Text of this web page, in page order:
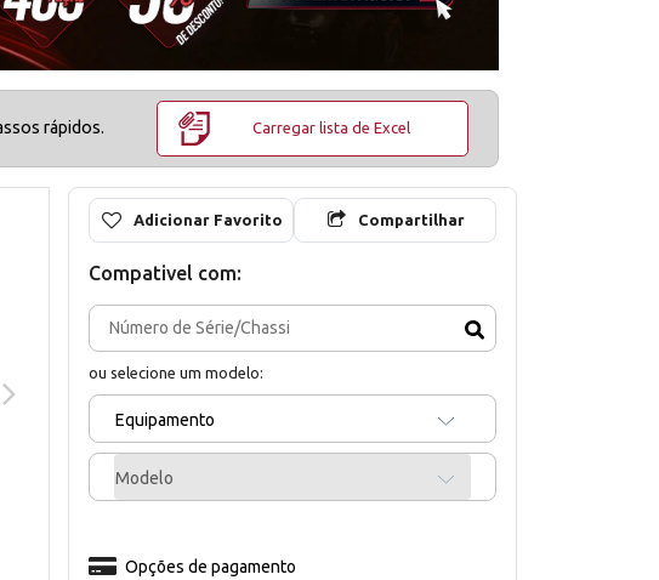
rápidos. Carregar lista de Excel
Adicionar Favorito Compartilhar
Compativel com:
ou selecione um modelo:
Equipamento
Modelo
Opções de pagamento